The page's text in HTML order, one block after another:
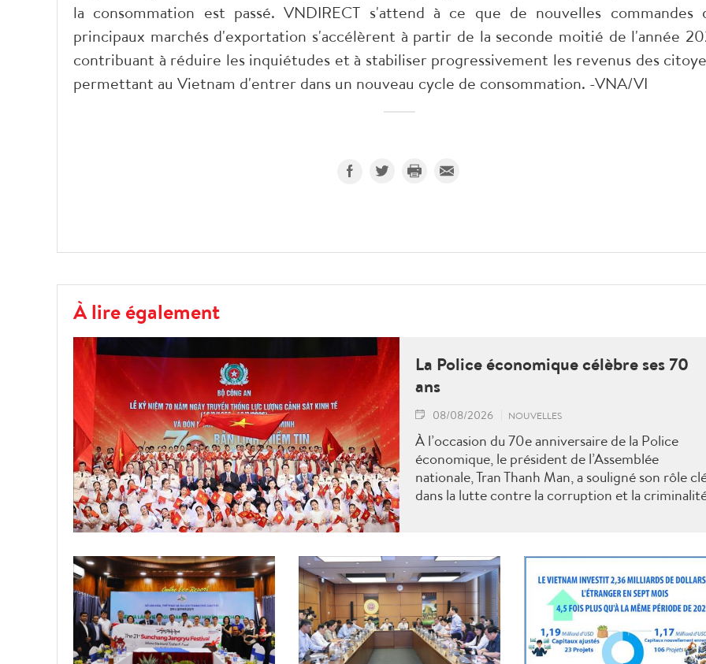
la consommation est passé. VNDIRECT s'attend à ce que de nouvelles commandes
principaux marchés d'exportation s'accélèrent à partir de la seconde moitié de l'année
contribuant à réduire les inquiétudes et à stabiliser progressivement les revenus des
permettant au Vietnam d'entrer dans un nouveau cycle de consommation. -VNA/VI
À lire également
La Police économique célèbre ses 70
ans
08/08/2026 NOUVELLES
À l’occasion du 70e anniversaire de la Police
économique, le président de l’Assemblée
nationale, Tran Thanh Man, a souligné son rôle
dans la lutte contre la corruption et la